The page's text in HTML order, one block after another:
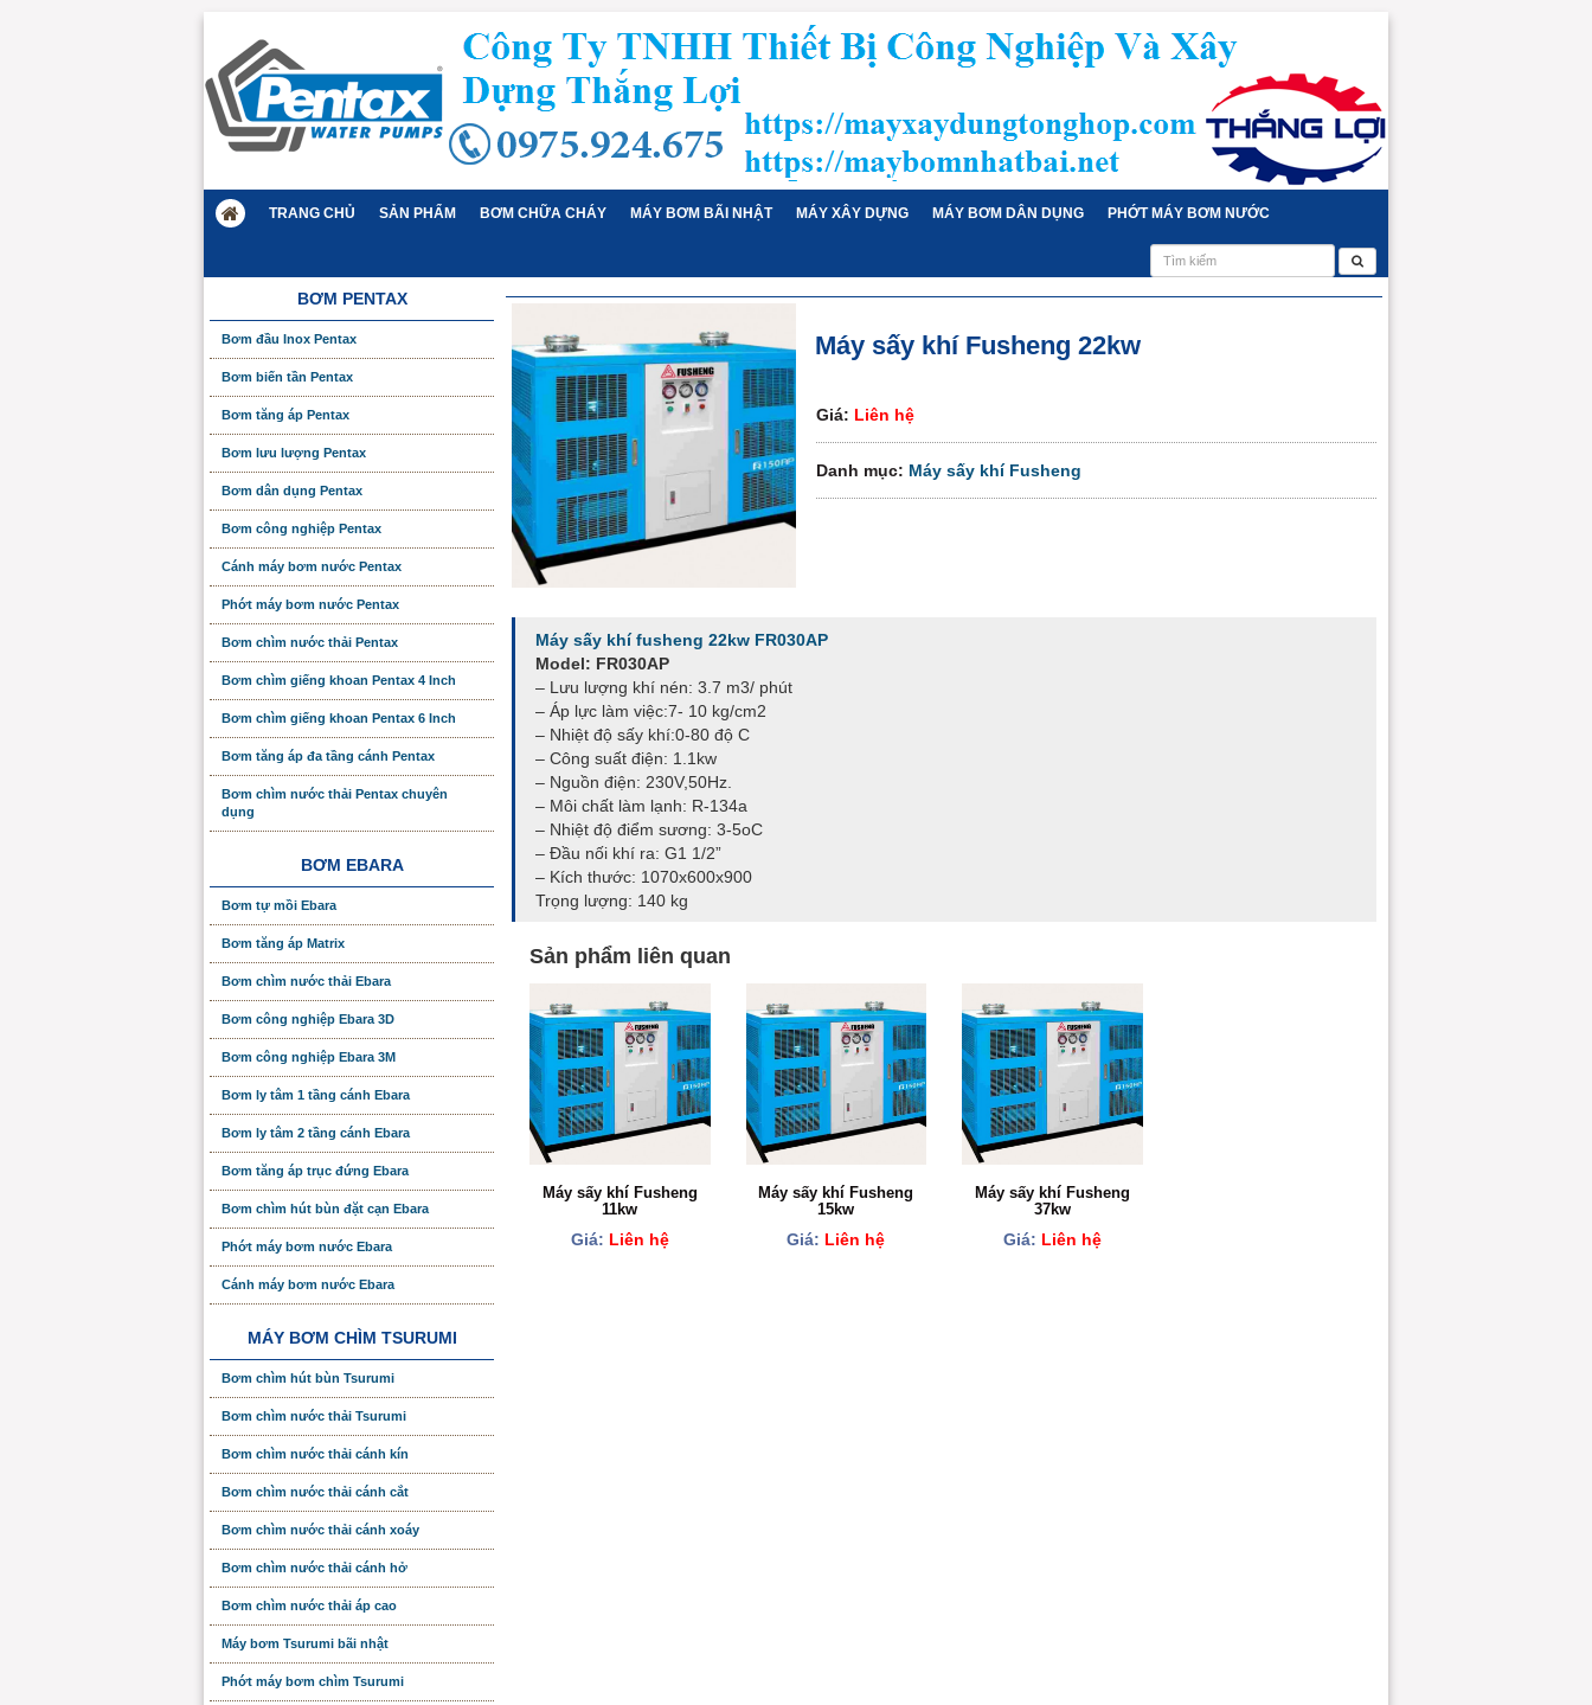
TRANG CHỦ SẢN PHẨM BƠM CHỮA CHÁY MÁY BƠM BÃI NHẬT MÁY XÂY DỰNG MÁY BƠM DÂN DỤNG PHỚT MÁY BƠM NƯỚC
Máy sấy khí Fusheng 22kw
Giá: Liên hệ
Danh mục: Máy sấy khí Fusheng
Máy sấy khí fusheng 22kw FR030AP
Model: FR030AP
– Lưu lượng khí nén: 3.7 m3/ phút
– Áp lực làm việc:7- 10 kg/cm2
– Nhiệt độ sấy khí:0-80 độ C
– Công suất điện: 1.1kw
– Nguồn điện: 230V,50Hz.
– Môi chất làm lạnh: R-134a
– Nhiệt độ điểm sương: 3-5oC
– Đầu nối khí ra: G1 1/2”
– Kích thước: 1070x600x900
Trọng lượng: 140 kg
Sản phẩm liên quan
Máy sấy khí Fusheng
11kw
Giá: Liên hệ
Máy sấy khí Fusheng
15kw
Giá: Liên hệ
Máy sấy khí Fusheng
37kw
Giá: Liên hệ
BƠM PENTAX
Bơm đầu Inox Pentax
Bơm biến tần Pentax
Bơm tăng áp Pentax
Bơm lưu lượng Pentax
Bơm dân dụng Pentax
Bơm công nghiệp Pentax
Cánh máy bơm nước Pentax
Phớt máy bơm nước Pentax
Bơm chìm nước thải Pentax
Bơm chìm giếng khoan Pentax 4 Inch
Bơm chìm giếng khoan Pentax 6 Inch
Bơm tăng áp đa tầng cánh Pentax
Bơm chìm nước thải Pentax chuyên
dụng
BƠM EBARA
Bơm tự mồi Ebara
Bơm tăng áp Matrix
Bơm chìm nước thải Ebara
Bơm công nghiệp Ebara 3D
Bơm công nghiệp Ebara 3M
Bơm ly tâm 1 tầng cánh Ebara
Bơm ly tâm 2 tầng cánh Ebara
Bơm tăng áp trục đứng Ebara
Bơm chìm hút bùn đặt cạn Ebara
Phớt máy bơm nước Ebara
Cánh máy bơm nước Ebara
MÁY BƠM CHÌM TSURUMI
Bơm chìm hút bùn Tsurumi
Bơm chìm nước thải Tsurumi
Bơm chìm nước thải cánh kín
Bơm chìm nước thải cánh cắt
Bơm chìm nước thải cánh xoáy
Bơm chìm nước thải cánh hở
Bơm chìm nước thải áp cao
Máy bơm Tsurumi bãi nhật
Phớt máy bơm chìm Tsurumi